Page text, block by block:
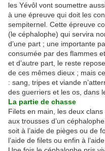
les Yévôl vont soumettre
à une épreuve qui doit les
sempiternel. Cette épreuve
(le céphalophe) qui servira
d’une part ; une importante
consumée par des flammes
et d’autre part, le reste
de ces mêmes dieux ; mais
: sang, tripes et viande
des guerriers et les os, dans
La partie de chasse
Filets en main, les deux
aux trousses d’un
soit à l’aide de pièges ou de
l’aide de filets ou enfin à